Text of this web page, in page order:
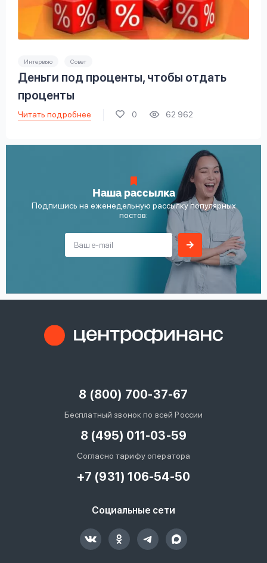
Интервью Совет
Деньги под проценты, чтобы отдать
проценты
Читать подробнее 0 62 962
Наша рассылка
Подпишись на еженедельную рассылку популярных
постов:
8 (800) 700-37-67
Бесплатный звонок по всей России
8 (495) 011-03-59
Согласно тарифу оператора
+7 (931) 106-54-50
Социальные сети